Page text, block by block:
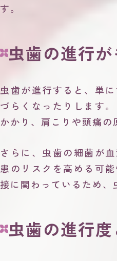
す。
虫歯の進行
虫歯が進行すると、単
づらくなったりします
かかり、肩こりや頭痛の
さらに、虫歯の細菌が
患のリスクを高める可
接に関わっているため、
虫歯の進行